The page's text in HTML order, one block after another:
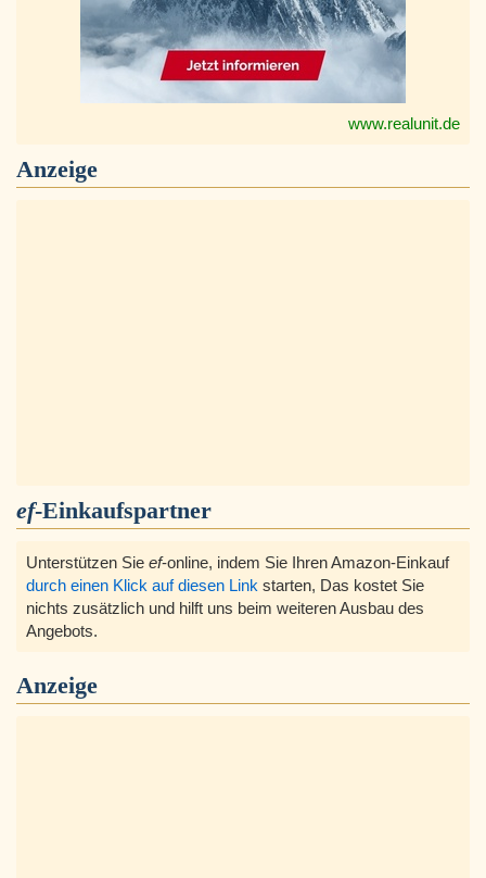
www.realunit.de
Anzeige
ef-Einkaufspartner
Unterstützen Sie ef-online, indem Sie Ihren Amazon-Einkauf
durch einen Klick auf diesen Link starten, Das kostet Sie
nichts zusätzlich und hilft uns beim weiteren Ausbau des
Angebots.
Anzeige